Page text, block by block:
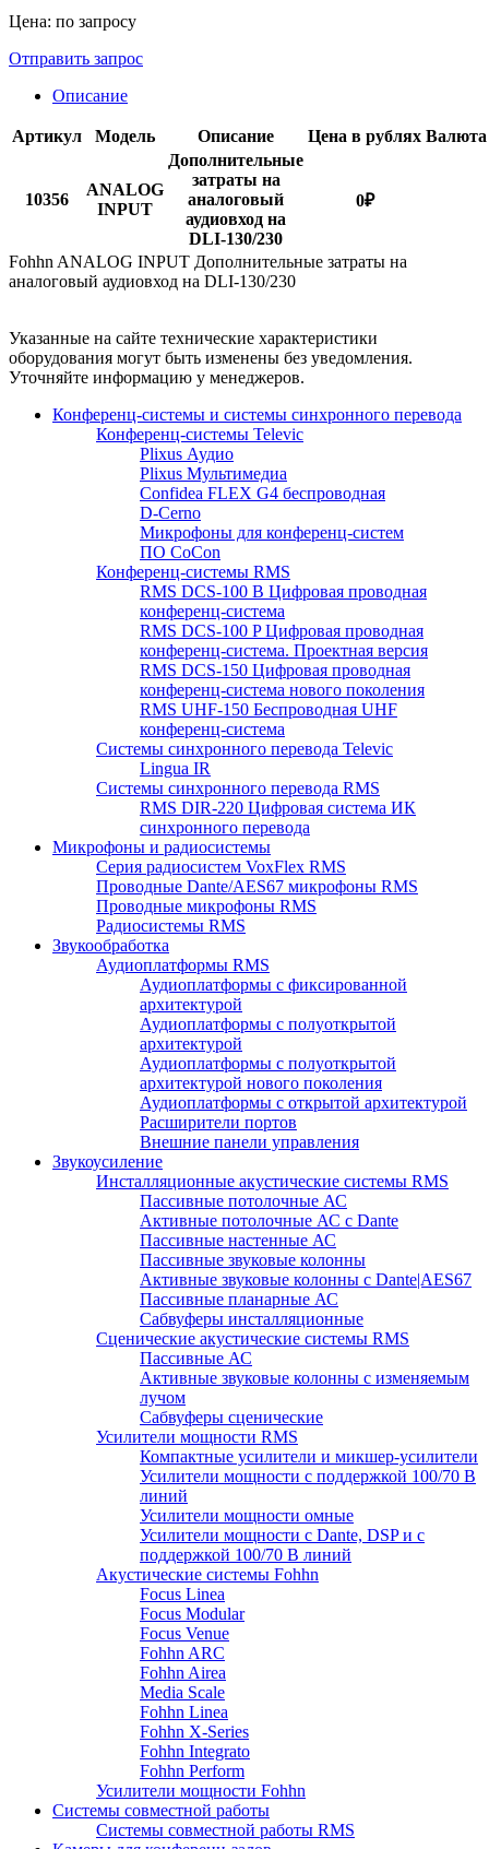
Цена: по запросу
Отправить запрос
Описание
Артикул Модель Описание Цена в рублях Валюта
10356
ANALOG
INPUT
Дополнительные
затраты на
аналоговый
аудиовход на
DLI-130/230
0₽
Fohhn ANALOG INPUT Дополнительные затраты на
аналоговый аудиовход на DLI-130/230
Указанные на сайте технические характеристики
оборудования могут быть изменены без уведомления.
Уточняйте информацию у менеджеров.
Конференц-системы и системы синхронного перевода
Конференц-системы Televic
Plixus Аудио
Plixus Мультимедиа
Confidea FLEX G4 беспроводная
D-Cerno
Микрофоны для конференц-систем
ПО CoCon
Конференц-системы RMS
RMS DCS-100 B Цифровая проводная
конференц-система
RMS DCS-100 P Цифровая проводная
конференц-система. Проектная версия
RMS DCS-150 Цифровая проводная
конференц-система нового поколения
RMS UHF-150 Беспроводная UHF
конференц-система
Системы синхронного перевода Televic
Lingua IR
Системы синхронного перевода RMS
RMS DIR-220 Цифровая система ИК
синхронного перевода
Микрофоны и радиосистемы
Серия радиосистем VoxFlex RMS
Проводные Dante/AES67 микрофоны RMS
Проводные микрофоны RMS
Радиосистемы RMS
Звукообработка
Аудиоплатформы RMS
Аудиоплатформы с фиксированной
архитектурой
Аудиоплатформы с полуоткрытой
архитектурой
Аудиоплатформы с полуоткрытой
архитектурой нового поколения
Аудиоплатформы с открытой архитектурой
Расширители портов
Внешние панели управления
Звукоусиление
Инсталляционные акустические системы RMS
Пассивные потолочные АС
Активные потолочные АС с Dante
Пассивные настенные АС
Пассивные звуковые колонны
Активные звуковые колонны с Dante|AES67
Пассивные планарные АС
Сабвуферы инсталляционные
Сценические акустические системы RMS
Пассивные АС
Активные звуковые колонны с изменяемым
лучом
Сабвуферы сценические
Усилители мощности RMS
Компактные усилители и микшер-усилители
Усилители мощности с поддержкой 100/70 В
линий
Усилители мощности омные
Усилители мощности с Dante, DSP и с
поддержкой 100/70 В линий
Акустические системы Fohhn
Focus Linea
Focus Modular
Focus Venue
Fohhn ARC
Fohhn Airea
Media Scale
Fohhn Linea
Fohhn X-Series
Fohhn Integrato
Fohhn Perform
Усилители мощности Fohhn
Системы совместной работы
Системы совместной работы RMS